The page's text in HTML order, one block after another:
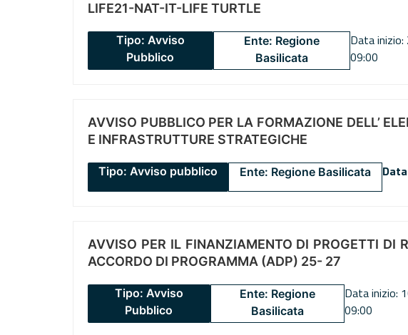
LIFE21-NAT-IT-LIFE TURTLE
Tipo: Avviso
Pubblico
Ente: Regione
Basilicata
Data
09:00
AVVISO PUBBLICO PER LA FORMAZIONE DELL’
E INFRASTRUTTURE STRATEGICHE
Tipo: Avviso pubblico Ente: Regione Basilicata
AVVISO PER IL FINANZIAMENTO DI PROGETTI
ACCORDO DI PROGRAMMA (ADP) 25- 27
Tipo: Avviso
Pubblico
Ente: Regione
Basilicata
Data inizio:
09:00